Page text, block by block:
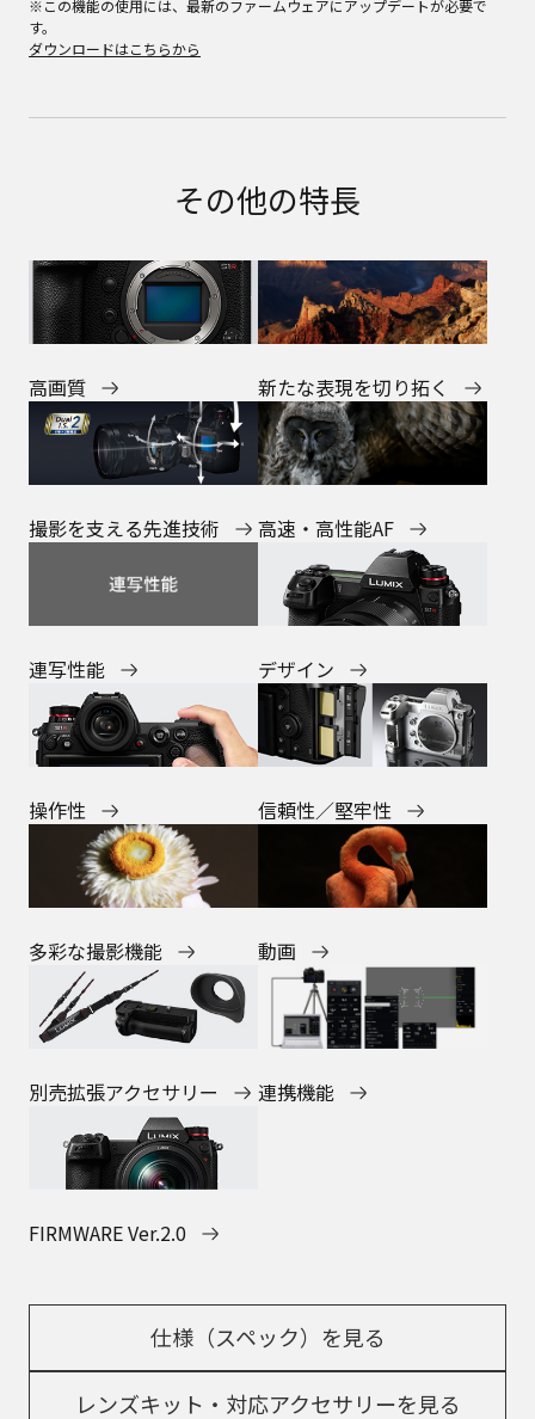
※この機能の使用には、最新のファームウェアにアップデートが必要で
す。
ダウンロードはこちらから
その他の特長
高画質 新たな表現を切り拓く
撮影を支える先進技術 高速・高性能AF
連写性能 デザイン
操作性 信頼性／堅牢性
多彩な撮影機能 動画
別売拡張アクセサリー 連携機能
FIRMWARE Ver.2.0
仕様（スペック）を見る
レンズキット・対応アクセサリーを見る